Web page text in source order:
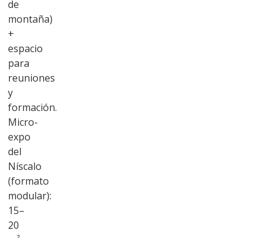
de
montaña)
+
espacio
para
reuniones
y
formación.
Micro-
expo
del
Níscalo
(formato
modular):
15–
20